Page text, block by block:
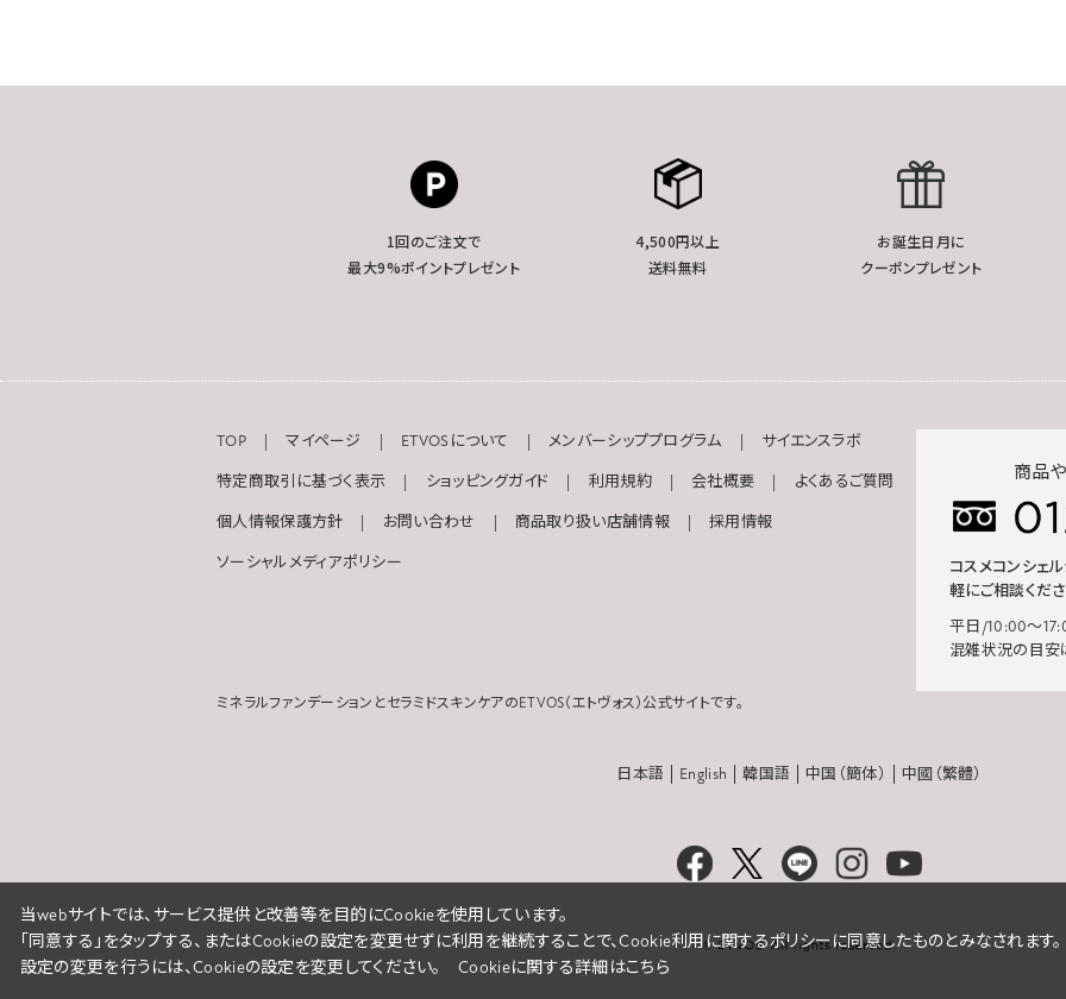
1回のご注文で
最大9%ポイントプレゼント
4,500円以上
送料無料
お誕生日月に
クーポンプレゼント
TOP マイページ ETVOSについて メンバーシッププログラム サイエンスラボ
特定商取引に基づく表示 ショッピングガイド 利用規約 会社概要 よくあるご質問
個人情報保護方針 お問い合わせ 商品取り扱い店舗情報 採用情報
ソーシャルメディアポリシー
ミネラルファンデーションとセラミドスキンケアのETVOS（エトヴォス）公式サイトです。
商品
コスメコンシェ
軽にご相談くださ
平日/10:00～
混雑状況の目安
日本語 English 韓国語 中国（簡体） 中國（繁體）
当webサイトでは、サービス提供と改善等を目的にCookieを使用しています。
「同意する」をタップする、またはCookieの設定を変更せずに利用を継続することで、Cookie利用に関するポリシーに同意したものとみなされます。
設定の変更を行うには、Cookieの設定を変更してください。Cookieに関する詳細はこちら